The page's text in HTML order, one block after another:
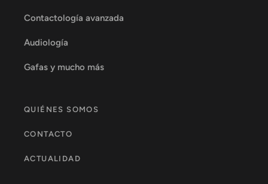
Contactología avanzada
Audiología
Gafas y mucho más
QUIÉNES SOMOS
CONTACTO
ACTUALIDAD